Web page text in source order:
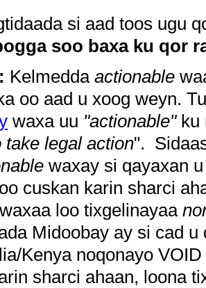
si aad toos ugu
soo baxa ku qor
Kelmedda actionable
oo aad u xoog weyn.
waxa uu "actionable"ku
take legal action".
waxay si qayaxan
cuskan karin sharci
loo tixgelinayaa
Midoobay ay si cad
Kenya noqonayo
sharci ahaan, loona